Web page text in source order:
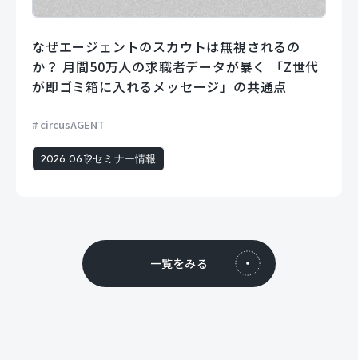
一覧をみる
なぜエージェントのスカウトは無視されるの
か？ 月間50万人の求職者データが暴く 「Z世代
が即ゴミ箱に入れるメッセージ」の共通点
circusAGENT
2026.06.12セミナー情報